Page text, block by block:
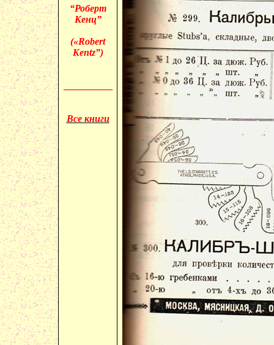
“Роберт
Кенц”
(«Robert
Kentz”)
Все книги